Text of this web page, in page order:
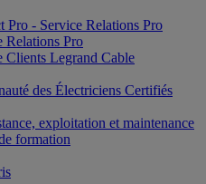
Pro - Service Relations Pro
Relations Pro
Clients Legrand Cable
des Électriciens Certifiés
exploitation et maintenance
formation